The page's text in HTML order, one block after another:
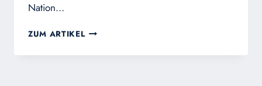
Nation…
ZUM ARTIKEL PLINIO
DE